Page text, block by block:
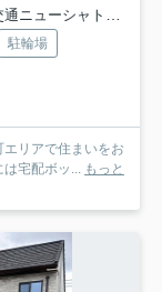
ャトル「志久」駅 徒歩30分
駐輪場
リアで住まいをお
宅配ボッ...
もっと